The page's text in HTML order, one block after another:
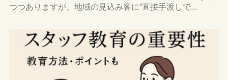
つつありますが、地域の見込み客に“直接手渡しで...